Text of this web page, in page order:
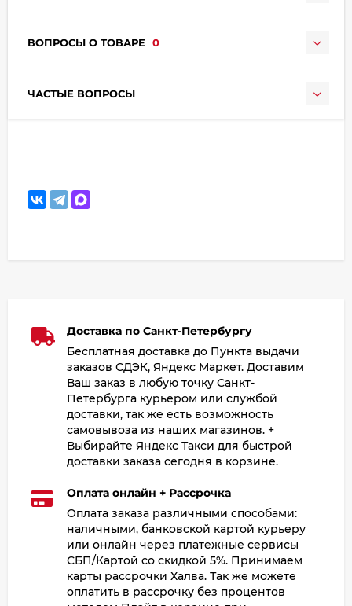
ВОПРОСЫ О ТОВАРЕ 0
ЧАСТЫЕ ВОПРОСЫ
раз в 2 недели
Доставка по Санкт-Петербургу
Бесплатная доставка до Пункта выдачи
заказов СДЭК, Яндекс Маркет. Доставим
Ваш заказ в любую точку Санкт-
Петербурга курьером или службой
доставки, так же есть возможность
самовывоза из наших магазинов. +
Выбирайте Яндекс Такси для быстрой
доставки заказа сегодня в корзине.
Оплата онлайн + Рассрочка
Оплата заказа различными способами:
наличными, банковской картой курьеру
или онлайн через платежные сервисы
СБП/Картой со скидкой 5%. Принимаем
карты рассрочки Халва. Так же можете
оплатить в рассрочку без процентов